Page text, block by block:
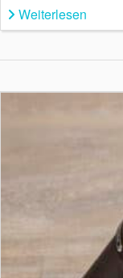
Weiterlesen